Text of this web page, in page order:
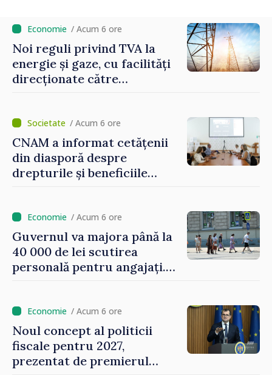
/ Acum 6 ore
Noi reguli privind TVA la
energie și gaze, cu facilități
direcționate către
/ Acum 6 ore
CNAM a informat cetățenii
din diasporă despre
drepturile și beneficiile
/ Acum 6 ore
Guvernul va majora până la
40 000 de lei scutirea
personală pentru angajați.
oamenilor”/ Acum 6 ore
Noul concept al politicii
fiscale pentru 2027,
prezentat de premierul